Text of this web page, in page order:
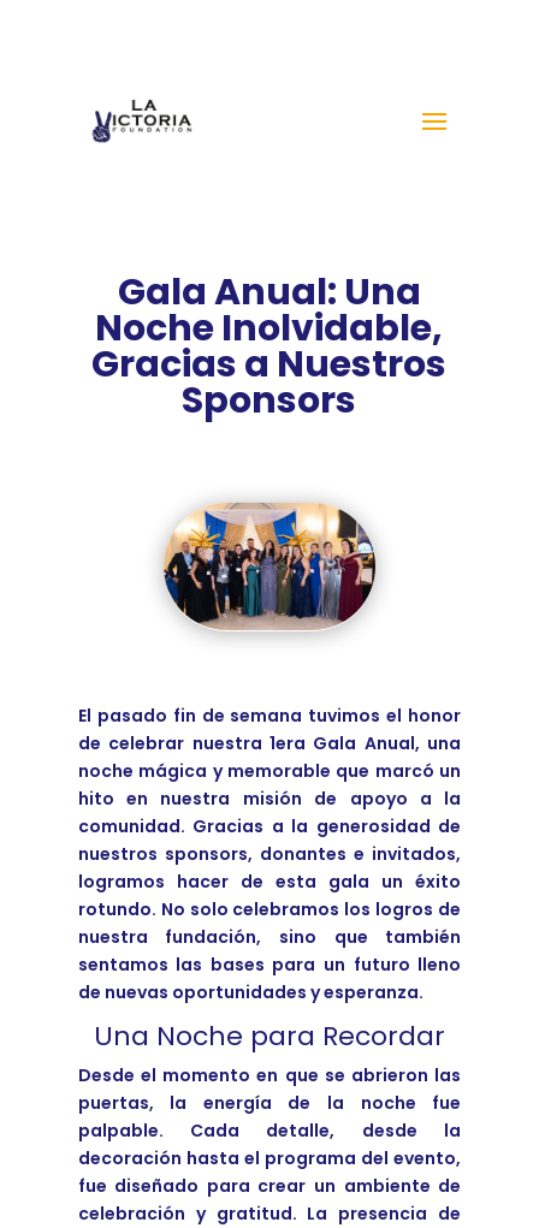
Gala Anual: Una
Noche Inolvidable,
Gracias a Nuestros
Sponsors
El pasado fin de semana tuvimos el honor
de celebrar nuestra 1era Gala Anual, una
noche mágica y memorable que marcó un
hito en nuestra misión de apoyo a la
comunidad. Gracias a la generosidad de
nuestros sponsors, donantes e invitados,
logramos hacer de esta gala un éxito
rotundo. No solo celebramos los logros de
nuestra fundación, sino que también
sentamos las bases para un futuro lleno
de nuevas oportunidades y esperanza.
Una Noche para Recordar
Desde el momento en que se abrieron las
puertas, la energía de la noche fue
palpable. Cada detalle, desde la
decoración hasta el programa del evento,
fue diseñado para crear un ambiente de
celebración y gratitud. La presencia de